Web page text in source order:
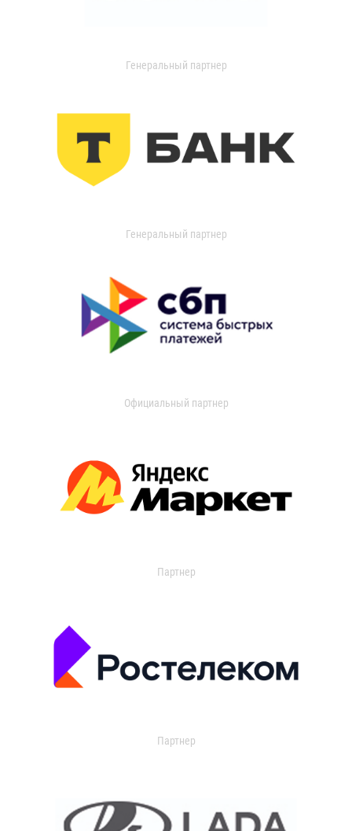
Генеральный партнер
Генеральный партнер
Официальный партнер
Партнер
Партнер